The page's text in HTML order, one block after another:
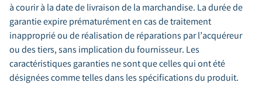
à courir à la date de livraison de la marchandise. La durée de
garantie expire prématurément en cas de traitement
inapproprié ou de réalisation de réparations par l’acquéreur
ou des tiers, sans implication du fournisseur. Les
caractéristiques garanties ne sont que celles qui ont été
désignées comme telles dans les spécifications du produit.